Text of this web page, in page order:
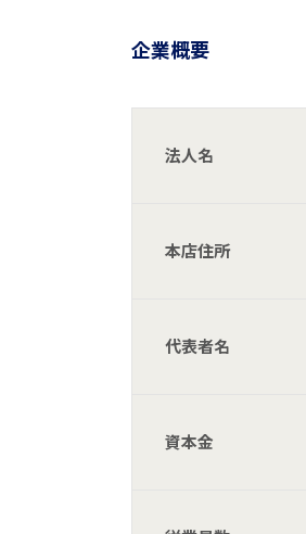
企業概要
法人名
本店住所
代表者名
資本金